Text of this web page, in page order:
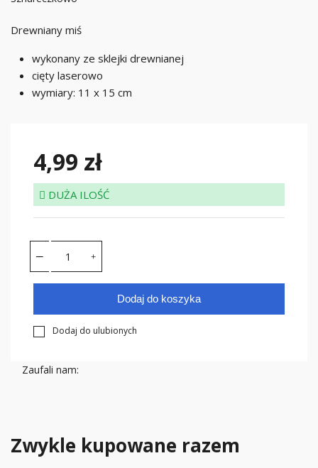
Drewniany miś
wykonany ze sklejki drewnianej
cięty laserowo
wymiary: 11 x 15 cm
4,99 zł
DUŻA ILOŚĆ
Dodaj do koszyka
Dodaj do ulubionych
Zaufali nam:
Zwykle kupowane razem